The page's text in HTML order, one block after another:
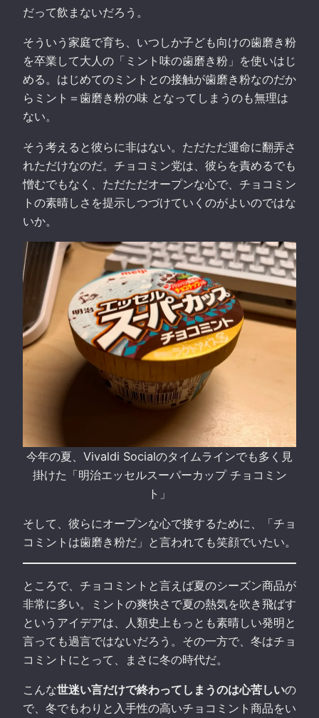
だって飲まないだろう。
そういう家庭で育ち、いつしか子ども向けの歯磨き粉
を卒業して大人の「ミント味の歯磨き粉」を使いはじ
める。はじめてのミントとの接触が歯磨き粉なのだか
らミント＝歯磨き粉の味 となってしまうのも無理は
ない。
そう考えると彼らに非はない。ただただ運命に翻弄さ
れただけなのだ。チョコミン党は、彼らを責めるでも
憎むでもなく、ただただオープンな心で、チョコミン
トの素晴しさを提示しつづけていくのがよいのではな
いか。
今年の夏、Vivaldi Socialのタイムラインでも多く見
掛けた「明治エッセルスーパーカップ チョコミン
ト」
そして、彼らにオープンな心で接するために、「チョ
コミントは歯磨き粉だ」と言われても笑顔でいたい。
ところで、チョコミントと言えば夏のシーズン商品が
非常に多い。ミントの爽快さで夏の熱気を吹き飛ばす
というアイデアは、人類史上もっとも素晴しい発明と
言っても過言ではないだろう。その一方で、冬はチョ
コミントにとって、まさに冬の時代だ。
こんな世迷い言だけで終わってしまうのは心苦しいの
で、冬でもわりと入手性の高いチョコミント商品をい